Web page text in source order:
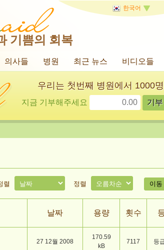
한국어
기쁨의 회복
의사들 병원 최근 뉴스 비디오들
우리는 첫번째 병원에서 1000
지금 기부해주세요
렬 정렬
날짜 용량 횟수
27 12월 2008
170.59
kB
7117 등